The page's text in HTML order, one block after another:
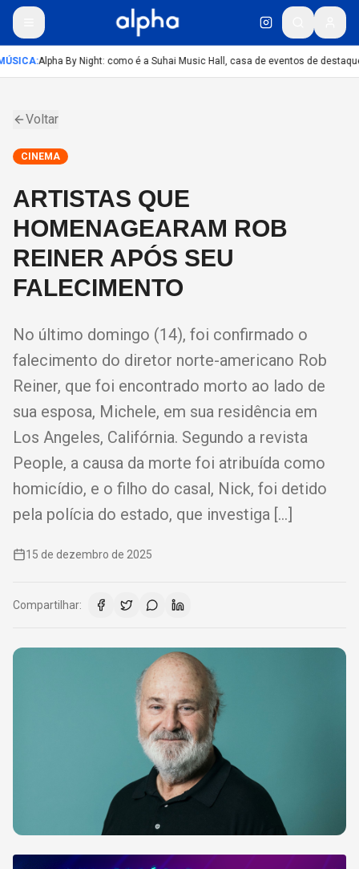
:Alpha By Night: como é a Suhai Music Hall, casa de eventos de
Voltar
CINEMA
ARTISTAS QUE
HOMENAGEARAM ROB
REINER APÓS SEU
FALECIMENTO
No último domingo (14), foi confirmado o
falecimento do diretor norte-americano Rob
Reiner, que foi encontrado morto ao lado de
sua esposa, Michele, em sua residência em
Los Angeles, Califórnia. Segundo a revista
People, a causa da morte foi atribuída como
homicídio, e o filho do casal, Nick, foi detido
pela polícia do estado, que investiga […]
15 de dezembro de 2025
Compartilhar: